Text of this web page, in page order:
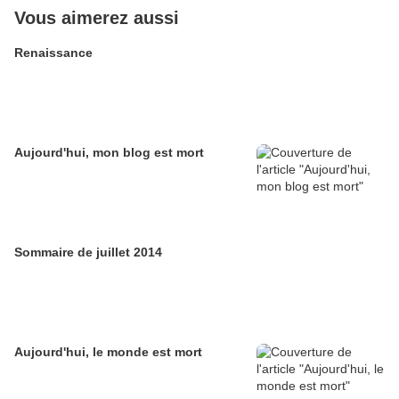
Vous aimerez aussi
Renaissance
Aujourd'hui, mon blog est mort
Sommaire de juillet 2014
Aujourd'hui, le monde est mort